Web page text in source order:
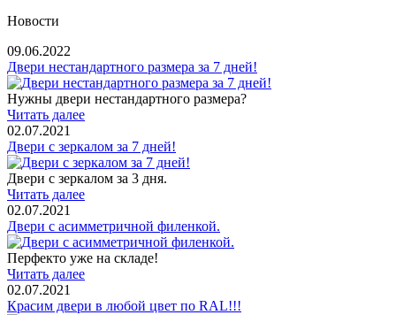
Новости
09.06.2022
Двери нестандартного размера за 7 дней!
Нужны двери нестандартного размера?
Читать далее
02.07.2021
Двери с зеркалом за 7 дней!
Двери с зеркалом за 3 дня.
Читать далее
02.07.2021
Двери с асимметричной филенкой.
Перфекто уже на складе!
Читать далее
02.07.2021
Красим двери в любой цвет по RAL!!!